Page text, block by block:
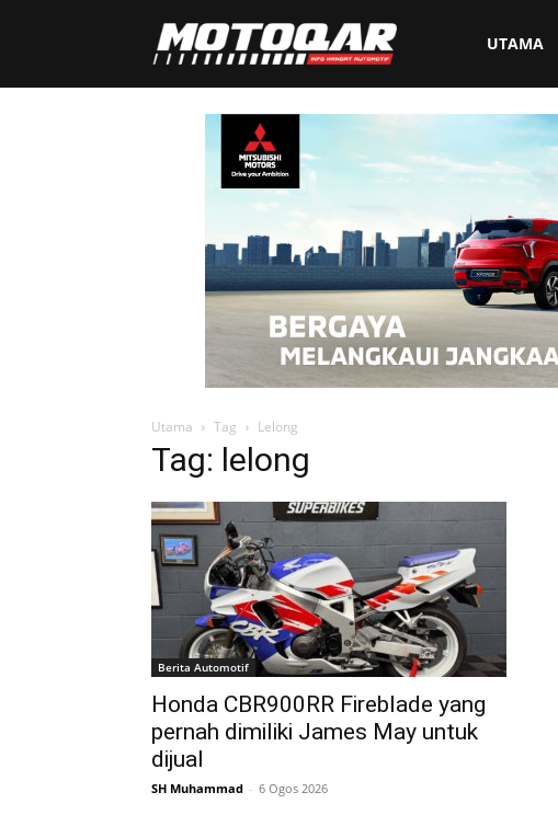
Motoqar UTAMA
Utama Tag Lelong
Tag: lelong
Berita Automotif
Honda CBR900RR Fireblade yang
pernah dimiliki James May untuk
dijual
SH Muhammad - 6 Ogos 2026